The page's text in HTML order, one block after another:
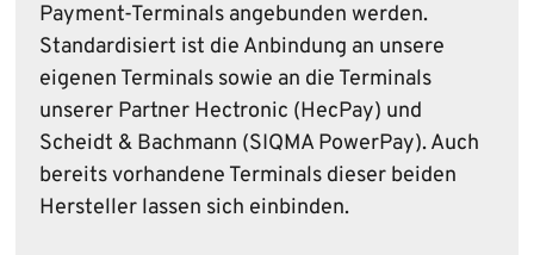
Payment-Terminals angebunden werden.
Standardisiert ist die Anbindung an unsere
eigenen Terminals sowie an die Terminals
unserer Partner Hectronic (HecPay) und
Scheidt & Bachmann (SIQMA PowerPay). Auch
bereits vorhandene Terminals dieser beiden
Hersteller lassen sich einbinden.